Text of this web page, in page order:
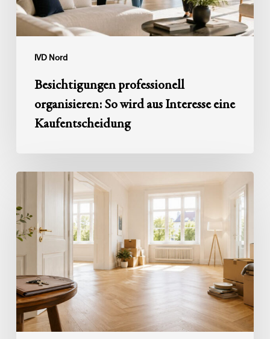
IVD Nord
Kaufentscheidung
Besichtigungen professionell
organisieren: So wird aus Interesse eine
Kaufentscheidung
Haushaltsauflösung
einem
Erbfall:
die
Immobilie
bereit
für